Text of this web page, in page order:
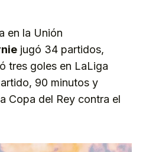
en la Unión
jugó 34 partidos,
tres goles en LaLiga
90 minutos y
Copa del Rey contra el